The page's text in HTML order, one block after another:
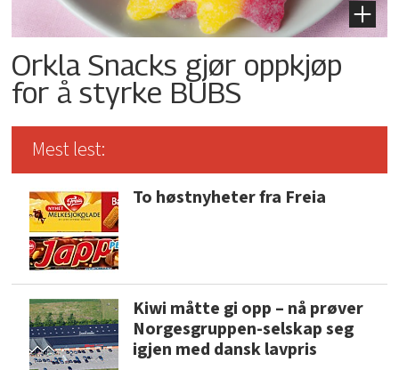
Orkla Snacks gjør oppkjøp
for å styrke BUBS
Mest lest:
To høstnyheter fra Freia
Kiwi måtte gi opp – nå prøver
Norgesgruppen-selskap seg
igjen med dansk lavpris